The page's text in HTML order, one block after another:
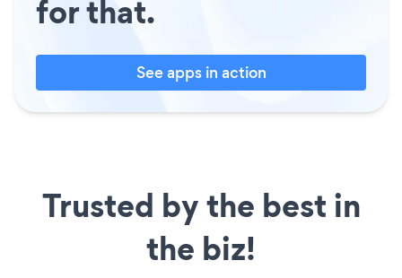
for that.
See apps in action
Trusted by the best in
the biz!